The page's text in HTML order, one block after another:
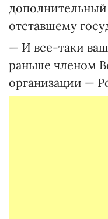
отставшему
— И все-таки ваш
раньше членом
организации —